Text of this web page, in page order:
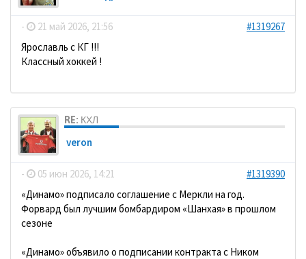
- 21 май 2026, 21:56
#1319267
Ярославль с КГ !!!
Классный хоккей !
RE: КХЛ
veron
- 05 июн 2026, 14:21
#1319390
«Динамо» подписало соглашение с Меркли на год.
Форвард был лучшим бомбардиром «Шанхая» в прошлом
сезоне
«Динамо» объявило о подписании контракта с Ником